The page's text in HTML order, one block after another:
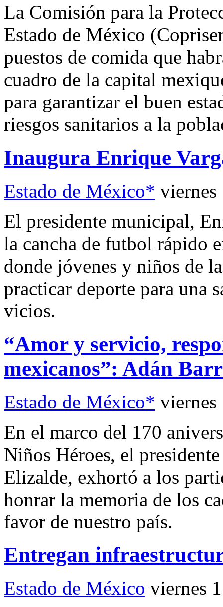
La Comisión para la
Estado de México
puestos de comida que
cuadro de la capital
para garantizar el buen
riesgos sanitarios a la
Inaugura Enrique
Estado de México* viernes
El presidente municipal,
la cancha de futbol rápido
donde jóvenes y niños de
practicar deporte para una
vicios.
“Amor y servicio,
mexicanos”: Adán
Estado de México* viernes
En el marco del 170
Niños Héroes, el
Elizalde, exhortó a los
honrar la memoria de los
favor de nuestro país.
Entregan
Estado de México viernes